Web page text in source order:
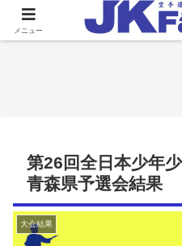
第26回全日本少年
青森県予選会結果
大会結果
メニュー